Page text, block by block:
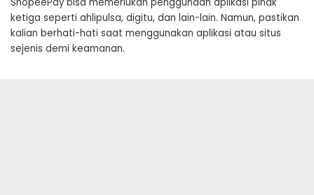
ketiga seperti ahlipulsa, digitu, dan lain-lain. Namun, pastikan
kalian berhati-hati saat menggunakan aplikasi atau situs
sejenis demi keamanan.